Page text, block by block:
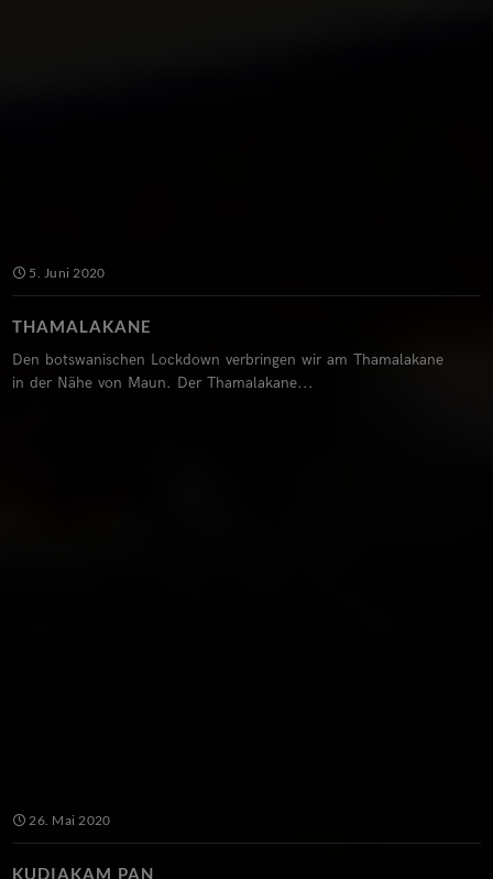
5. Juni 2020
THAMALAKANE
Den botswanischen Lockdown verbringen wir am Thamalakane
in der Nähe von Maun. Der Thamalakane...
26. Mai 2020
KUDIAKAM PAN